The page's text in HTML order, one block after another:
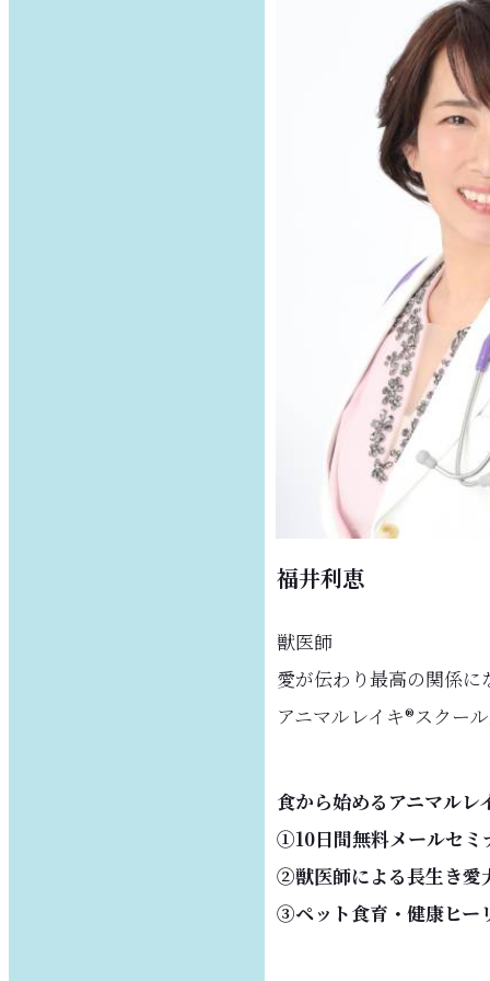
福井利恵
獣医師
愛が伝わり最高の関係に
アニマルレイキ®︎スクー
食から始めるアニマルレ
①10日間無料メールセミ
②獣医師による長生き愛
③ペット食育・健康ヒ